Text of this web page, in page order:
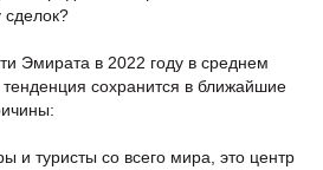
сделок?
Эмирата в 2022 году в среднем
сохранится в ближайшие
и туристы со всего мира, это центр